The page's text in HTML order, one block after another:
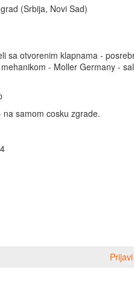
(Srbija, Novi Sad)
sa otvorenim klapnama -
- Moller Germany -
samom cosku zgrade.